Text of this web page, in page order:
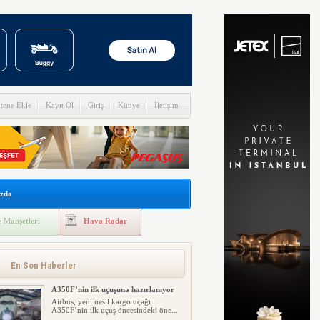
Ekle Kayıt Ol Giriş Künye İletişim
Manşetleri Hava Radar
En Son Haberler
A350F’nin ilk uçuşuna hazırlanıyor
Airbus, yeni nesil kargo uçağı
A350F’nin ilk uçuş öncesindeki öne...